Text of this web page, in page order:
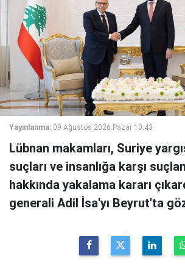
Yayınlanma: 09 Ağustos 2026 Pazar 10:43
Lübnan makamları, Suriye
suçları ve insanlığa karşı
hakkında yakalama kararı
generali Adil İsa'yı Beyrut'ta